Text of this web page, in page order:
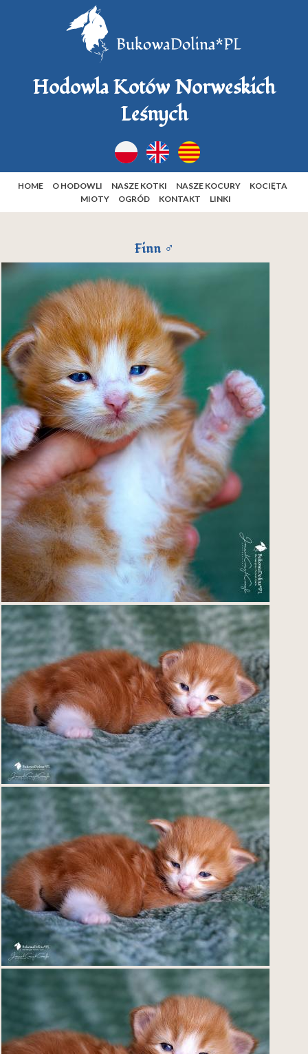
Hodowla Kotów Norweskich
Leśnych
HOME O HODOWLI NASZE KOTKI NASZE KOCURY
KOCIĘTA
MIOTY
OGRÓD KONTAKT LINKI
Finn ♂